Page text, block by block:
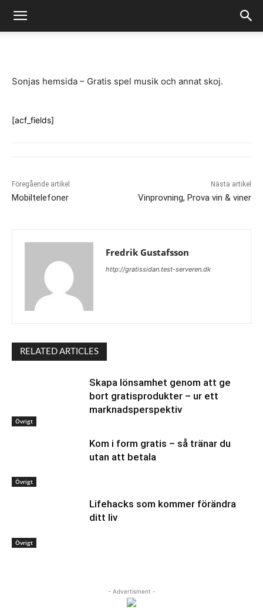
Sonjas hemsida – Gratis spel musik och annat skoj.
[acf_fields]
Föregående artikel
Mobiltelefoner
Nästa artikel
Vinprovning, Prova vin & viner
Fredrik Gustafsson
http://gratissidan.test-serveren.dk
RELATED ARTICLES
Övrigt
Skapa lönsamhet genom att ge
bort gratisprodukter – ur ett
marknadsperspektiv
Övrigt
Kom i form gratis – så tränar du
utan att betala
Övrigt
Lifehacks som kommer förändra
ditt liv
- Advertisment -